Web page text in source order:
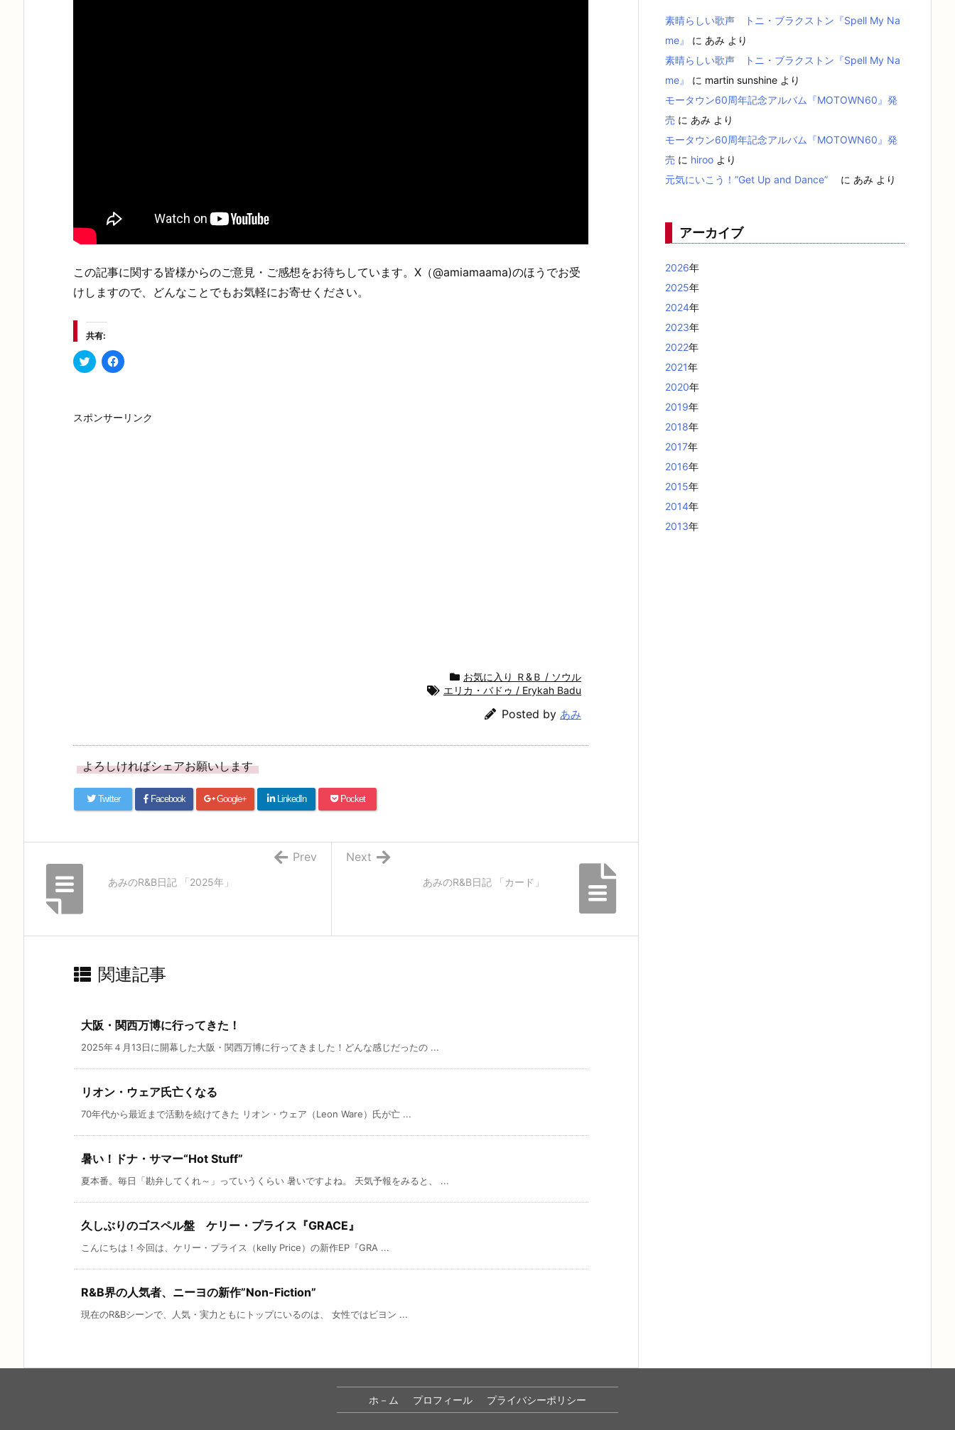
この記事に関する皆様からのご意見・ご感想をお待ちしています。X（@amiamaama)のほうでお受
けしますので、どんなことでもお気軽にお寄せください。
共有:
ク
リ
T
w
F
a
o
スポンサーリンク
お気に入り Ｒ&Ｂ / ソウル
エリカ・バドゥ / Erykah Badu
Posted by あみ
よろしければシェアお願いします
Twitter Facebook Google+ LinkedIn Pocket
あみのR&B日記 「カード」
Next
あみのR&B日記 「2025年」
Prev
関連記事
大阪・関西万博に行ってきた！
2025年４月13日に開幕した大阪・関西万博に行ってきました！どんな感じだったの ...
リオン・ウェア氏亡くなる
70年代から最近まで活動を続けてきた リオン・ウェア（Leon Ware）氏が亡 ...
暑い！ドナ・サマー“Hot Stuff”
夏本番。毎日「勘弁してくれ～」っていうくらい 暑いですよね。 天気予報をみると、 ...
久しぶりのゴスペル盤 ケリー・プライス『GRACE』
こんにちは！今回は、ケリー・プライス（kelly Price）の新作EP『GRA ...
R&B界の人気者、ニーヨの新作”Non-Fiction”
現在のR&Bシーンで、人気・実力ともにトップにいるのは、 女性ではビヨン ...
素晴らしい歌声 トニ・ブラクストン『Spell My Na
me』
に あみ より
素晴らしい歌声 トニ・ブラクストン『Spell My Na
me』
に martin sunshine より
モータウン60周年記念アルバム『MOTOWN60』発
売 に あみ より
モータウン60周年記念アルバム『MOTOWN60』発
売 に hiroo より
元気にいこう！”Get Up and Dance”
に あみ より
アーカイブ
2026年
2025年
2024年
2023年
2022年
2021年
2020年
2019年
2018年
2017年
2016年
2015年
2014年
2013年
ホ－ム プロフィール プライバシーポリシー